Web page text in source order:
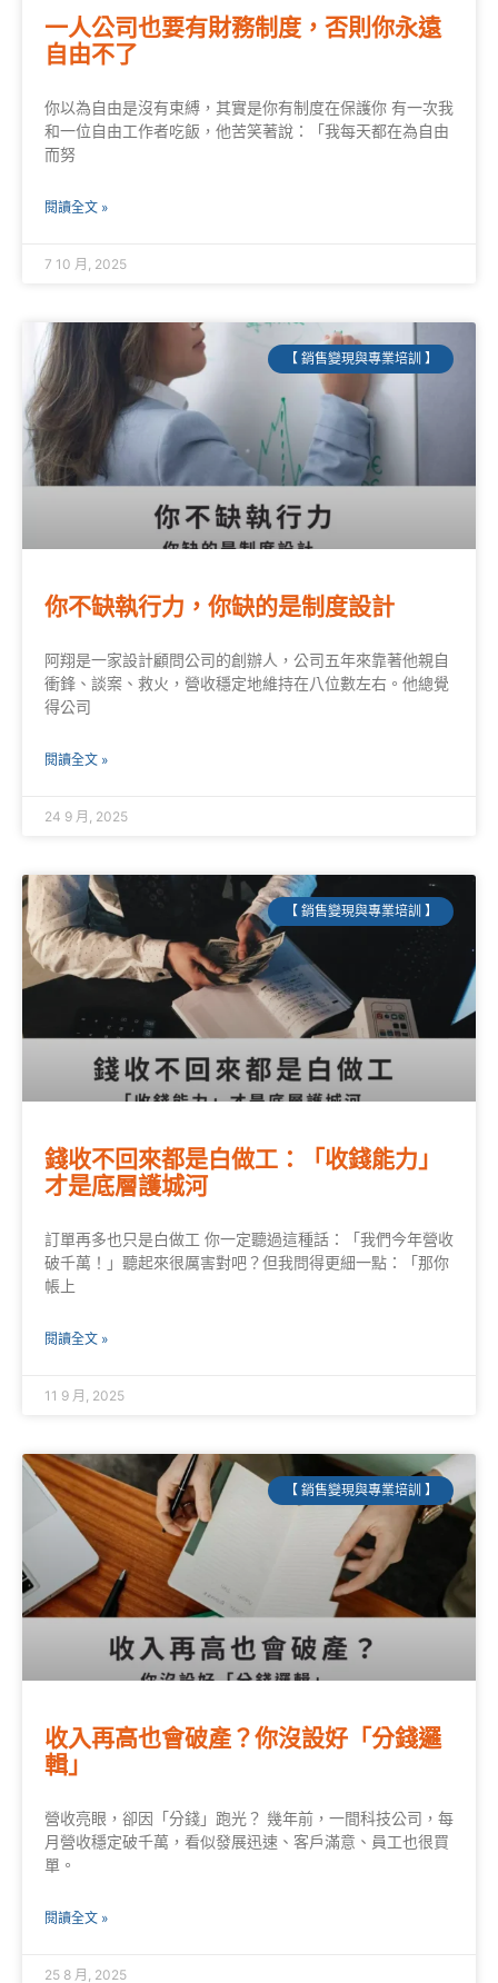
一人公司也要有財務制度，否則你永遠
自由不了
你以為自由是沒有束縛，其實是你有制度在保護你 有一次我
和一位自由工作者吃飯，他苦笑著說：「我每天都在為自由
而努
閱讀全文 »
7 10 月, 2025
【 銷售變現與專業培訓 】
你不缺執行力，你缺的是制度設計
阿翔是一家設計顧問公司的創辦人，公司五年來靠著他親自
衝鋒、談案、救火，營收穩定地維持在八位數左右。他總覺
得公司
閱讀全文 »
24 9 月, 2025
【 銷售變現與專業培訓 】
錢收不回來都是白做工：「收錢能力」
才是底層護城河
訂單再多也只是白做工 你一定聽過這種話：「我們今年營收
破千萬！」聽起來很厲害對吧？但我問得更細一點：「那你
帳上
閱讀全文 »
11 9 月, 2025
【 銷售變現與專業培訓 】
收入再高也會破產？你沒設好「分錢邏
輯」
營收亮眼，卻因「分錢」跑光？ 幾年前，一間科技公司，每
月營收穩定破千萬，看似發展迅速、客戶滿意、員工也很買
單。
閱讀全文 »
25 8 月, 2025